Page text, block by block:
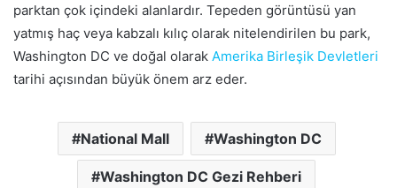
parktan çok içindeki alanlardır. Tepeden görüntüsü yan
yatmış haç veya kabzalı kılıç olarak nitelendirilen bu park,
Washington DC ve doğal olarak Amerika Birleşik Devletleri
tarihi açısından büyük önem arz eder.
National Mall Washington DC
Washington DC Gezi Rehberi